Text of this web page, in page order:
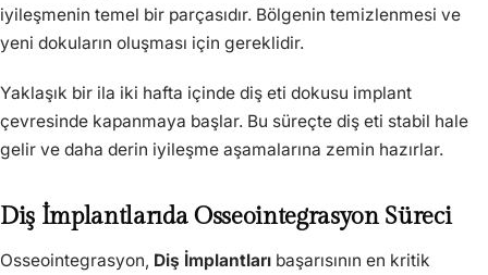
iyileşmenin temel bir parçasıdır. Bölgenin temizlenmesi ve
yeni dokuların oluşması için gereklidir.
Yaklaşık bir ila iki hafta içinde diş eti dokusu implant
çevresinde kapanmaya başlar. Bu süreçte diş eti stabil hale
gelir ve daha derin iyileşme aşamalarına zemin hazırlar.
Diş İmplantlarıda Osseointegrasyon Süreci
Osseointegrasyon, Diş İmplantları başarısının en kritik